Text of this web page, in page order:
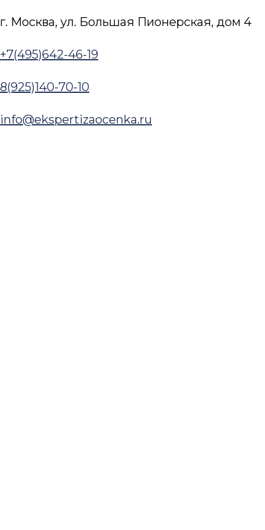
г. Москва, ул. Большая Пионерская, дом 4​
+7(495)642-46-19
8(925)140-70-10
info@ekspertizaocenka.ru
Заказать услугу
Оценка
Оценка зданий и сооружений